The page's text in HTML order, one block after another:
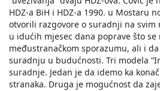
HDZ-a BiH i HDZ-a 1990. u Mostaru
otvorili razgovore o suradnji na svim
u idućih mjesec dana poprave što
međustranačkom sporazumu, ali i
suradnju u budućnosti. Tri modela
suradnje. Jedan je da idemo ka
stranaka. Druga je mogućnost da